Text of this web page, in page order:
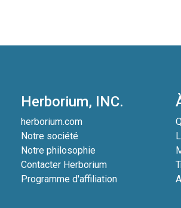
Herborium, INC.
herborium.com
Notre société
Notre philosophie
Contacter Herborium
Programme d'affiliation